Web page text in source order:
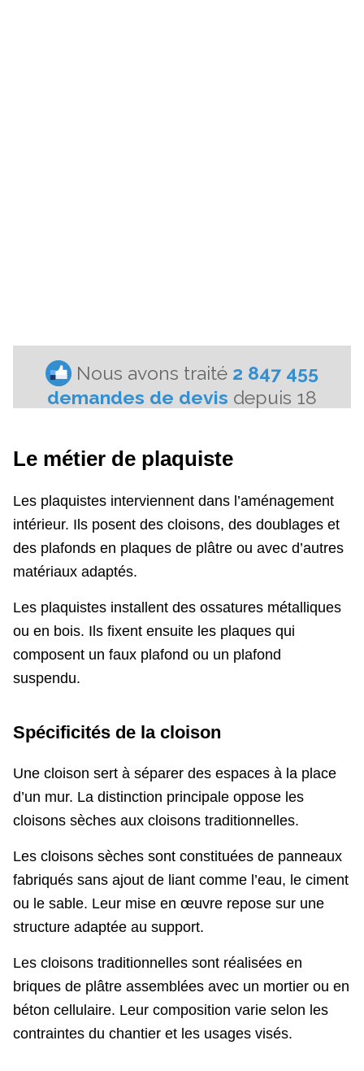
Le métier de plaquiste
Les plaquistes interviennent dans l’aménagement
intérieur. Ils posent des cloisons, des doublages et
des plafonds en plaques de plâtre ou avec d’autres
matériaux adaptés.
Les plaquistes installent des ossatures métalliques
ou en bois. Ils fixent ensuite les plaques qui
composent un faux plafond ou un plafond
suspendu.
Spécificités de la cloison
Une cloison sert à séparer des espaces à la place
d’un mur. La distinction principale oppose les
cloisons sèches aux cloisons traditionnelles.
Les cloisons sèches sont constituées de panneaux
fabriqués sans ajout de liant comme l’eau, le ciment
ou le sable. Leur mise en œuvre repose sur une
structure adaptée au support.
Les cloisons traditionnelles sont réalisées en
briques de plâtre assemblées avec un mortier ou en
béton cellulaire. Leur composition varie selon les
contraintes du chantier et les usages visés.